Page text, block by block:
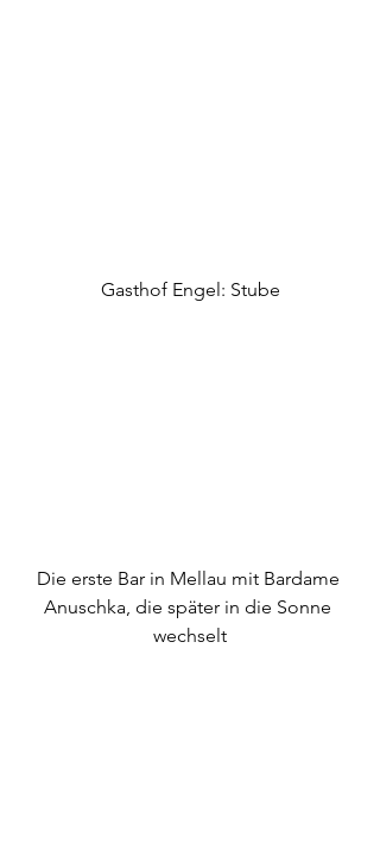
Gasthof Engel: Stube
Die erste Bar in Mellau mit Bardame
Anuschka, die später in die Sonne
wechselt